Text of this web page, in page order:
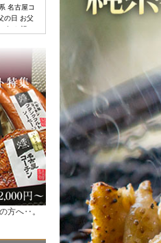
製ギフトセット ムネ肉
名古屋コ
の日 お父
う お祝い
名古屋コ
の日 お父
う お祝い
代 50代 60
方へ‥。